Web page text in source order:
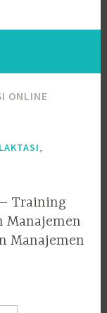
ONLINE
Training
Manajemen
Manajemen